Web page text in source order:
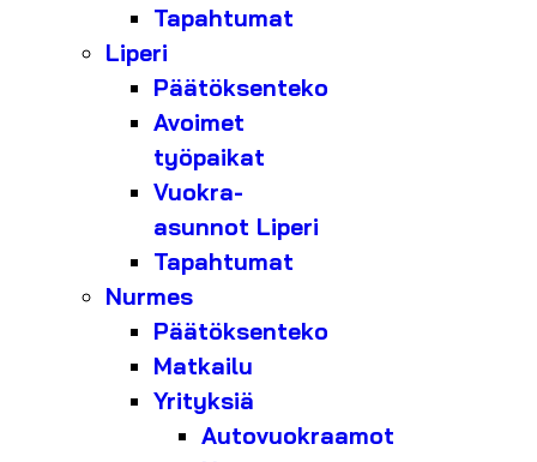
Tapahtumat
Liperi
Päätöksenteko
Avoimet
työpaikat
Vuokra-
asunnot Liperi
Tapahtumat
Nurmes
Päätöksenteko
Matkailu
Yrityksiä
Autovuokraamot